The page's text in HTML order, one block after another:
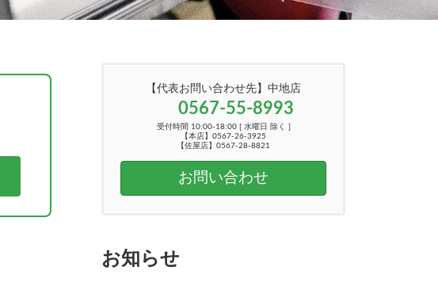
【代表お問い合わせ先】中地店
0567-55-8993
受付時間 10:00-18:00 [ 水曜日 除く ]
【本店】0567-26-3925
【佐屋店】0567-28-8821
お問い合わせ
お知らせ